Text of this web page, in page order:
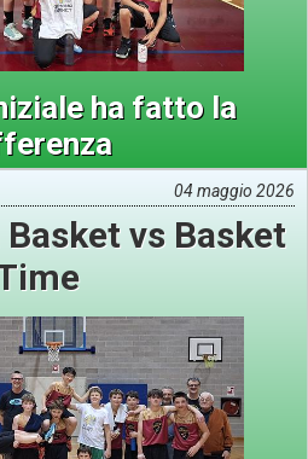
ha fatto la
04 maggio 2026
Basket vs Basket